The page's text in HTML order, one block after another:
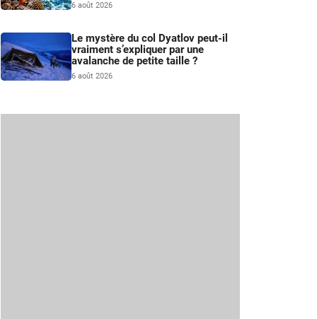
6 août 2026
Le mystère du col Dyatlov peut-il
vraiment s’expliquer par une
avalanche de petite taille ?
6 août 2026